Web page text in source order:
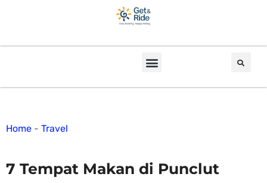
Home - Travel
7 Tempat Makan di Punclut